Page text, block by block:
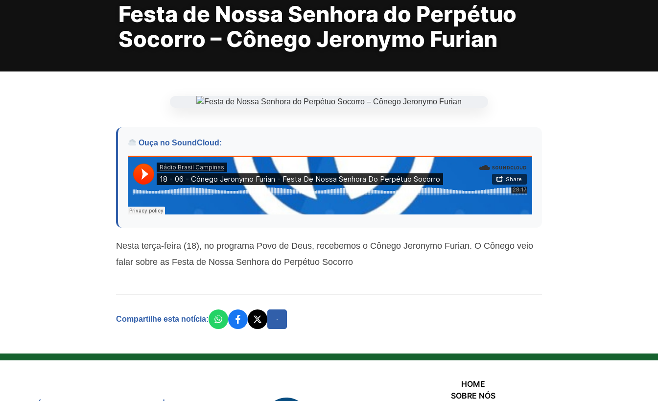
Festa de Nossa Senhora do Perpétuo
Socorro – Cônego Jeronymo Furian
Ouça no SoundCloud:
Nesta terça-feira (18), no programa Povo de Deus, recebemos o Cônego Jeronymo Furian. O Cônego veio
falar sobre as Festa de Nossa Senhora do Perpétuo Socorro
Compartilhe esta notícia:
HOME
SOBRE NÓS